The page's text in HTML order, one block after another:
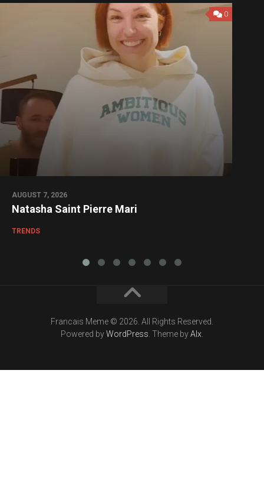
0
AUGUST 7, 2026
Natasha Saint Pierre Mari
TRENDS
Francais Meme © 2026. All Rights Reserved.
Powered byWordPress . Theme byAlx